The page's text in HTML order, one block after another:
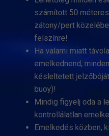
számított 50
zátony/pert
felszínre!
Ha valami miatt
emelkednend,
késleltetett
buoy)!
Mindig figyelj oda a
kontrollálatlan
Emelkedés közben,